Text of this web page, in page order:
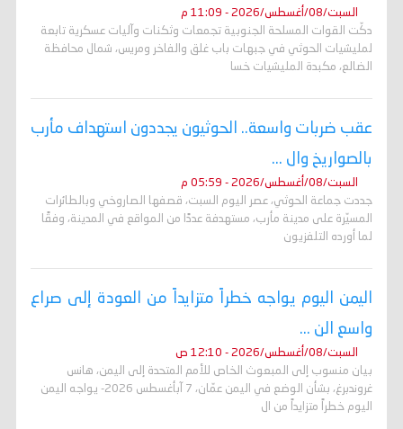
السبت/08/أغسطس/2026 - 11:09 م
دكّت القوات المسلحة الجنوبية تجمعات وثكنات وآليات عسكرية تابعة
لمليشيات الحوثي في جبهات باب غلق والفاخر ومريس، شمال محافظة
الضالع، مكبدة المليشيات خسا
عقب ضربات واسعة.. الحوثيون يجددون استهداف مأرب
بالصواريخ وال ...
السبت/08/أغسطس/2026 - 05:59 م
جددت جماعة الحوثي، عصر اليوم السبت، قصفها الصاروخي وبالطائرات
المسيّرة على مدينة مأرب، مستهدفة عددًا من المواقع في المدينة، وفقًا
لما أورده التلفزيون
اليمن اليوم يواجه خطراً متزايداً من العودة إلى صراع
واسع الن ...
السبت/08/أغسطس/2026 - 12:10 ص
بيان منسوب إلى المبعوث الخاص للأمم المتحدة إلى اليمن، هانس
غروندبرغ، بشأن الوضع في اليمن عمّان، 7 آبأغسطس 2026- يواجه اليمن
اليوم خطراً متزايداً من ال